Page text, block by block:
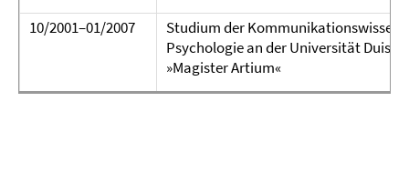
10/2001–01/2007
Studium der
Psychologie an der Universität
»Magister Artium«